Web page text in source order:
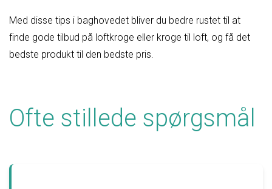
Med disse tips i baghovedet bliver du bedre rustet til at
finde gode tilbud på loftkroge eller kroge til loft, og få det
bedste produkt til den bedste pris.
Ofte stillede spørgsmål